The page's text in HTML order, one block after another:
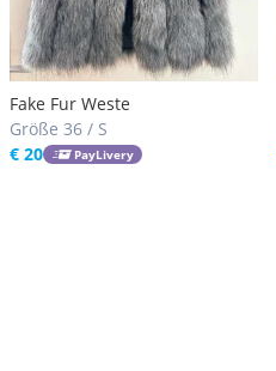
Fake Fur Weste
Größe 36 / S
€ 20
PayLivery